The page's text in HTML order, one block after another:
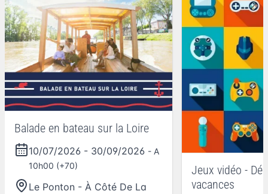
Balade en bateau sur la Loire
10/07/2026 - 30/09/2026 - A
10h00 (+70)
Le Ponton - À Côté De La
Jeux vidéo -
vacances